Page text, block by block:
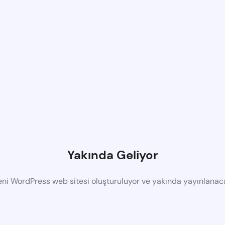
Yakında Geliyor
WordPress web sitesi oluşturuluyor ve yakında